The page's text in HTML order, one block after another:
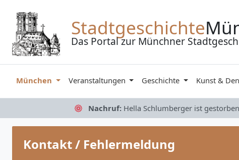
Stadtgeschichte
Das Portal zur Münchner
München Veranstaltungen Geschichte Kunst &
Nachruf: Hella Schlumberger ist
Kontakt / Fehlermeldung